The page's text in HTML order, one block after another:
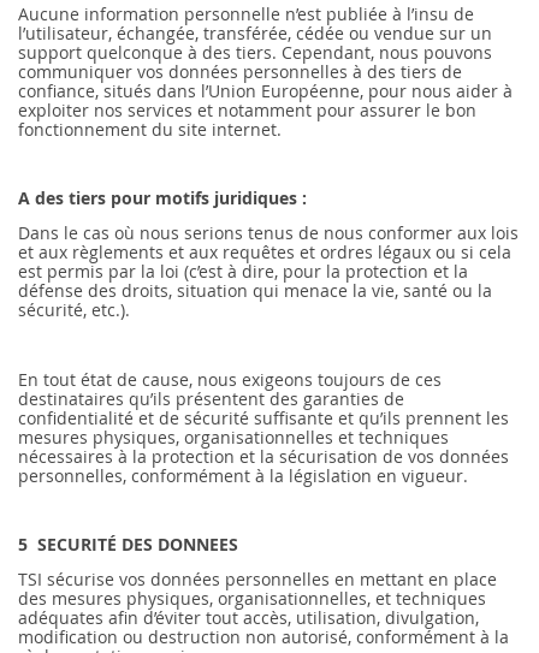
Aucune information personnelle n’est publiée à l’insu de
l’utilisateur, échangée, transférée, cédée ou vendue sur un
support quelconque à des tiers. Cependant, nous pouvons
communiquer vos données personnelles à des tiers de
confiance, situés dans l’Union Européenne, pour nous aider à
exploiter nos services et notamment pour assurer le bon
fonctionnement du site internet.
A des tiers pour motifs juridiques :
Dans le cas où nous serions tenus de nous conformer aux lois
et aux règlements et aux requêtes et ordres légaux ou si cela
est permis par la loi (c’est à dire, pour la protection et la
défense des droits, situation qui menace la vie, santé ou la
sécurité, etc.).
En tout état de cause, nous exigeons toujours de ces
destinataires qu’ils présentent des garanties de
confidentialité et de sécurité suffisante et qu’ils prennent les
mesures physiques, organisationnelles et techniques
nécessaires à la protection et la sécurisation de vos données
personnelles, conformément à la législation en vigueur.
5 SECURITÉ DES DONNEES
TSI sécurise vos données personnelles en mettant en place
des mesures physiques, organisationnelles, et techniques
adéquates afin d’éviter tout accès, utilisation, divulgation,
modification ou destruction non autorisé, conformément à la